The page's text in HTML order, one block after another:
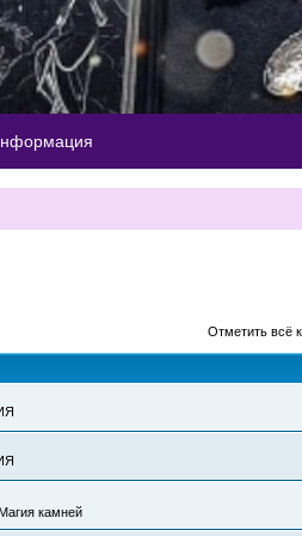
Отметить всё
камней